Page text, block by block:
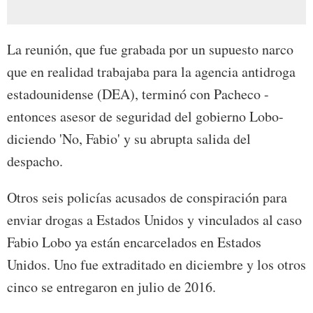
La reunión, que fue grabada por un supuesto narco
que en realidad trabajaba para la agencia antidroga
estadounidense (DEA), terminó con Pacheco -
entonces asesor de seguridad del gobierno Lobo-
diciendo 'No, Fabio' y su abrupta salida del
despacho.
Otros seis policías acusados de conspiración para
enviar drogas a Estados Unidos y vinculados al caso
Fabio Lobo ya están encarcelados en Estados
Unidos. Uno fue extraditado en diciembre y los otros
cinco se entregaron en julio de 2016.